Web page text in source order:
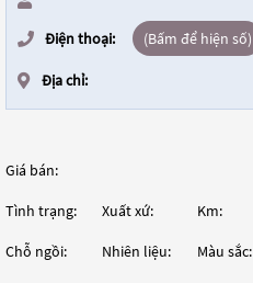
Điện thoại: (Bấm để hiện số)
Địa chỉ:
Giá bán:
Tình trạng: Xuất xứ: Km:
Chỗ ngồi: Nhiên liệu: Màu sắc: